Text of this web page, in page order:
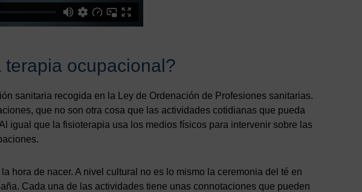
ocupacional?
sanitaria recogida en la Ley de Ordenación de Profesiones sanitarias.
que no son otra cosa que las actividades cotidianas que pueda
igual que la fisioterapia usa los medios físicos para intervenir sobre las
hora de nacer. A nivel cultural no es lo mismo la ceremonia del té en
Cada una de las actividades tiene unas connotaciones que pueden